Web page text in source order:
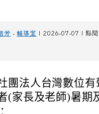
芳 -輔導室 | 2026-07-07 | 點閱
團法人台灣數位有
(家長及老師)暑期